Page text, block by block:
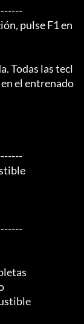
pulse F1 en
Todas las tecl
el entrenado